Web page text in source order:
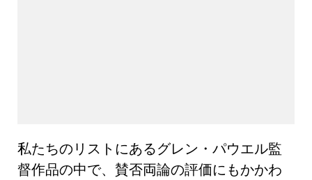
私たちのリストにあるグレン・パウエル監
督作品の中で、賛否両論の評価にもかかわ